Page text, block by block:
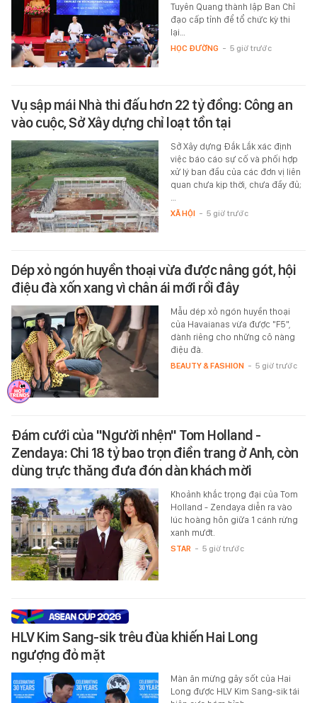
Tuyên Quang thành lập Ban Chỉ
đạo cấp tỉnh để tổ chức kỳ thi
lại…
HỌC ĐƯỜNG - 5 giờ trước
Vụ sập mái Nhà thi đấu hơn 22 tỷ đồng: Công an
vào cuộc, Sở Xây dựng chỉ loạt tồn tại
Sở Xây dựng Đắk Lắk xác định
việc báo cáo sự cố và phối hợp
xử lý ban đầu của các đơn vị liên
quan chưa kịp thời, chưa đầy đủ;
XÃ HỘI - 5 giờ trước
Dép xỏ ngón huyền thoại vừa được nâng gót, hội
điệu đà xốn xang vì chân ái mới rồi đây
Mẫu dép xỏ ngón huyền thoại
của Havaianas vừa được "F5",
dành riêng cho những cô nàng
điệu đà.
BEAUTY & FASHION - 5 giờ trước
Đám cưới của "Người nhện" Tom Holland -
Zendaya: Chi 18 tỷ bao trọn điền trang ở Anh, còn
dùng trực thăng đưa đón dàn khách mời
Khoảnh khắc trọng đại của Tom
Holland - Zendaya diễn ra vào
lúc hoàng hôn giữa 1 cánh rừng
xanh mướt.
STAR - 5 giờ trước
HLV Kim Sang-sik trêu đùa khiến Hai Long
ngượng đỏ mặt
Màn ăn mừng gây sốt của Hai
Long được HLV Kim Sang-sik tái